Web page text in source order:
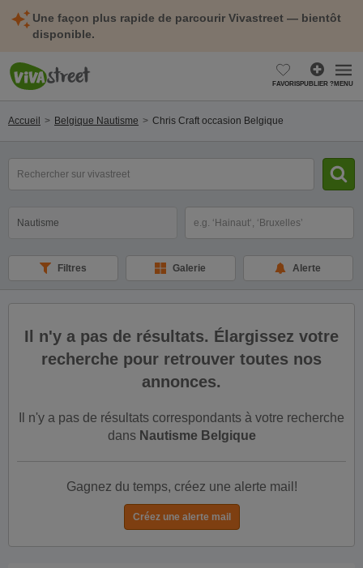
Une façon plus rapide de parcourir Vivastreet — bientôt
disponible.
FAVORISPUBLIER ?MENU
Accueil Belgique Nautisme Chris Craft occasion Belgique
clé(s)
Filtres Galerie Alerte
Il n'y a pas de résultats. Élargissez votre
recherche pour retrouver toutes nos
annonces.
Il n'y a pas de résultats correspondants à votre recherche
dans Nautisme Belgique
Gagnez du temps, créez une alerte mail!